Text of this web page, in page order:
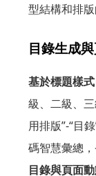
型結構和排版
目錄生成
基於標題樣
級、二級、
用排版”-“目
碼智慧彙總，
目錄與頁面